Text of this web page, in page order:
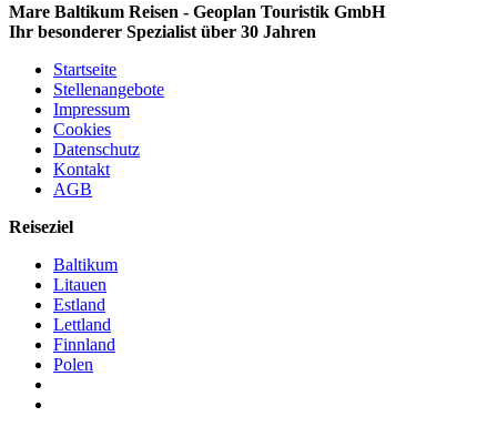
Mare Baltikum Reisen - Geoplan Touristik GmbH
Ihr besonderer Spezialist über 30 Jahren
Startseite
Stellenangebote
Impressum
Cookies
Datenschutz
Kontakt
AGB
Reiseziel
Baltikum
Litauen
Estland
Lettland
Finnland
Polen